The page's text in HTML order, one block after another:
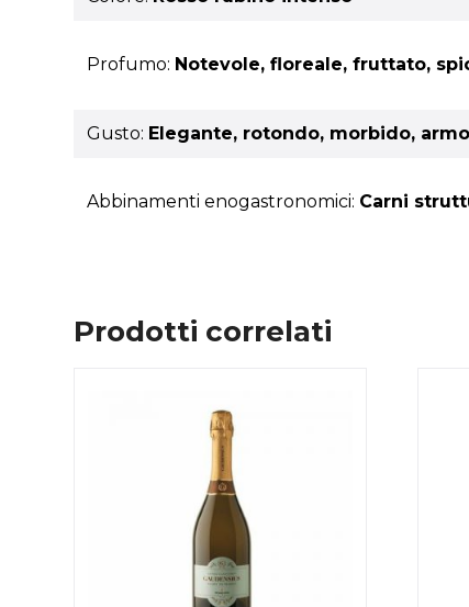
Profumo: Notevole, floreale, fruttato,
Gusto: Elegante, rotondo, morbido,
Abbinamenti enogastronomici: Carni
Prodotti correlati